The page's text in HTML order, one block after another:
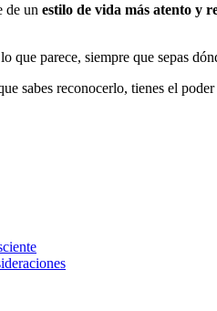
de un estilo de vida más atento y
parece, siempre que sepas
sabes reconocerlo, tienes el